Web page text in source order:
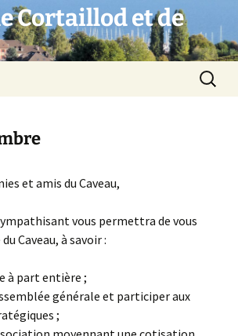
Cortaillod et de
et amis du Caveau,
vous permettra de vous
Caveau, à savoir :
à part entière ;
générale et participer aux
;